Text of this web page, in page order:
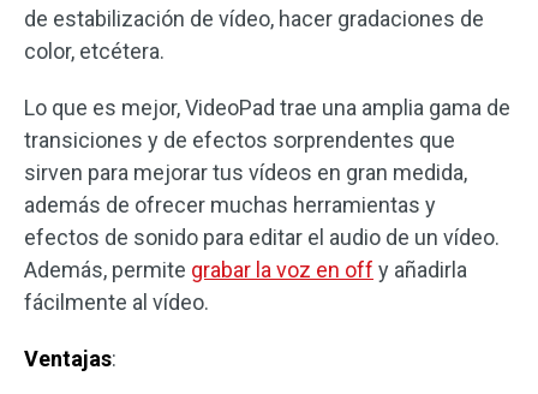
de estabilización de vídeo, hacer gradaciones de
color, etcétera.
Lo que es mejor, VideoPad trae una amplia gama de
transiciones y de efectos sorprendentes que
sirven para mejorar tus vídeos en gran medida,
además de ofrecer muchas herramientas y
efectos de sonido para editar el audio de un vídeo.
Además, permite grabar la voz en off y añadirla
fácilmente al vídeo.
Ventajas: